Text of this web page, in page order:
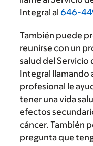
Integral al 646-
También puede
reunirse con un
salud del Servicio
Integral llamando
profesional le
tener una vida
efectos
cáncer. También
pregunta que